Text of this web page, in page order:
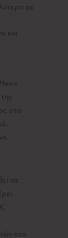
σε
και
στο
σε
στα